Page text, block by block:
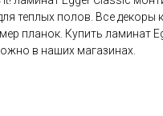
теплых полов. Все декоры
планок. Купить ламинат
в наших магазинах.